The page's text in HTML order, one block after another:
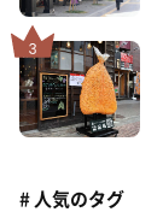
# 人気のタグ